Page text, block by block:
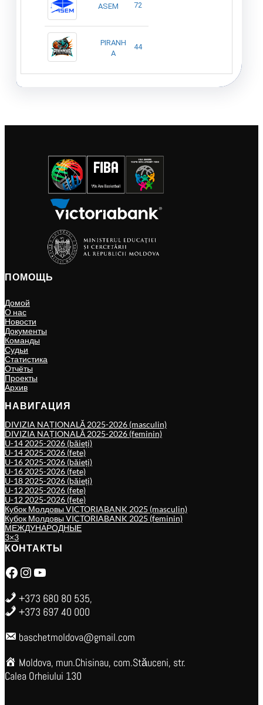
ASEM 72
PIRANH
A
44
ПОМОЩЬ
Домой
О нас
Новости
Документы
Команды
Судьи
Статистика
Отчёты
Проекты
Архив
НАВИГАЦИЯ
DIVIZIA NAȚIONALĂ 2025-2026 (masculin)
DIVIZIA NAȚIONALĂ 2025-2026 (feminin)
U-14 2025-2026 (băieți)
U-14 2025-2026 (fete)
U-16 2025-2026 (băieți)
U-16 2025-2026 (fete)
U-18 2025-2026 (băieți)
U-12 2025-2026 (fete)
U-12 2025-2026 (fete)
Кубок Молдовы VICTORIABANK 2025 (masculin)
Кубок Молдовы VICTORIABANK 2025 (feminin)
МЕЖДУНАРОДНЫЕ
3×3
КОНТАКТЫ
Facebook Instagram YouTube
+373 680 80 535,
+373 697 40 000
baschetmoldova@gmail.com
Moldova, mun.Chisinau, com.Stăuceni, str.
Calea Orheiului 130